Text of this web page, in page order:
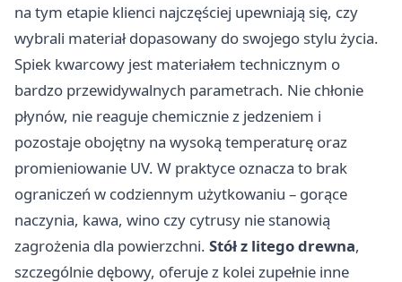
na tym etapie klienci najczęściej upewniają się, czy
wybrali materiał dopasowany do swojego stylu życia.
Spiek kwarcowy jest materiałem technicznym o
bardzo przewidywalnych parametrach. Nie chłonie
płynów, nie reaguje chemicznie z jedzeniem i
pozostaje obojętny na wysoką temperaturę oraz
promieniowanie UV. W praktyce oznacza to brak
ograniczeń w codziennym użytkowaniu – gorące
naczynia, kawa, wino czy cytrusy nie stanowią
zagrożenia dla powierzchni. Stół z litego drewna,
szczególnie dębowy, oferuje z kolei zupełnie inne